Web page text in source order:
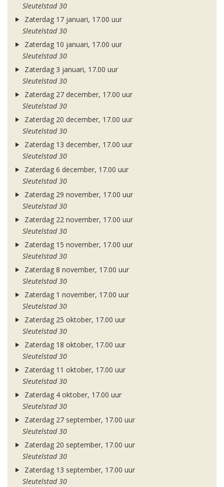
Sleutelstad 30
Zaterdag 17 januari, 17.00 uur
Sleutelstad 30
Zaterdag 10 januari, 17.00 uur
Sleutelstad 30
Zaterdag 3 januari, 17.00 uur
Sleutelstad 30
Zaterdag 27 december, 17.00 uur
Sleutelstad 30
Zaterdag 20 december, 17.00 uur
Sleutelstad 30
Zaterdag 13 december, 17.00 uur
Sleutelstad 30
Zaterdag 6 december, 17.00 uur
Sleutelstad 30
Zaterdag 29 november, 17.00 uur
Sleutelstad 30
Zaterdag 22 november, 17.00 uur
Sleutelstad 30
Zaterdag 15 november, 17.00 uur
Sleutelstad 30
Zaterdag 8 november, 17.00 uur
Sleutelstad 30
Zaterdag 1 november, 17.00 uur
Sleutelstad 30
Zaterdag 25 oktober, 17.00 uur
Sleutelstad 30
Zaterdag 18 oktober, 17.00 uur
Sleutelstad 30
Zaterdag 11 oktober, 17.00 uur
Sleutelstad 30
Zaterdag 4 oktober, 17.00 uur
Sleutelstad 30
Zaterdag 27 september, 17.00 uur
Sleutelstad 30
Zaterdag 20 september, 17.00 uur
Sleutelstad 30
Zaterdag 13 september, 17.00 uur
Sleutelstad 30